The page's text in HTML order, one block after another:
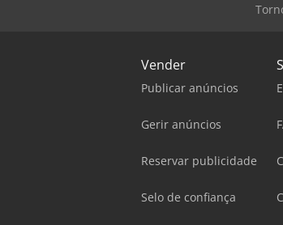
Vender
Publicar anúncios
Gerir anúncios
Reservar publicidade
Selo de confiança